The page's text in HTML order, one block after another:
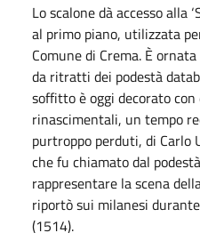
Lo scalone dà accesso alla
al primo piano, utilizzata
Comune di Crema. È
da ritratti dei podestà
soffitto è oggi decorato
rinascimentali, un tempo
purtroppo perduti, di Carlo
che fu chiamato dal
rappresentare la scena
riportò sui milanesi
(1514).